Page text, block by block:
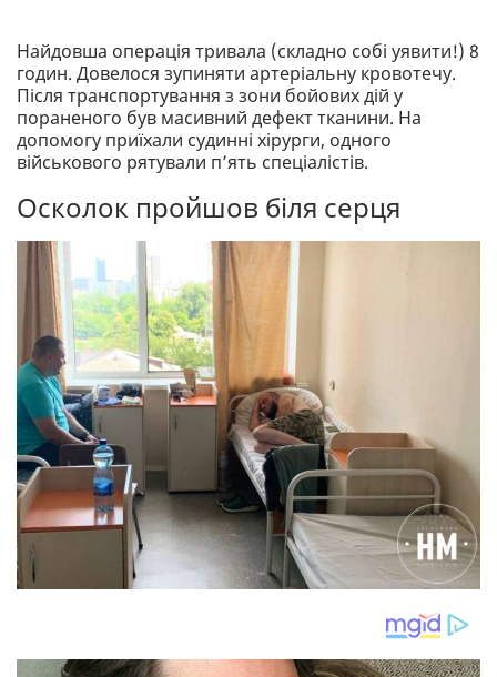
Найдовша операція тривала (складно собі уявити!) 8
годин. Довелося зупиняти артеріальну кровотечу.
Після транспортування з зони бойових дій у
пораненого був масивний дефект тканини. На
допомогу приїхали судинні хірурги, одного
військового рятували п’ять спеціалістів.
Осколок пройшов біля серця